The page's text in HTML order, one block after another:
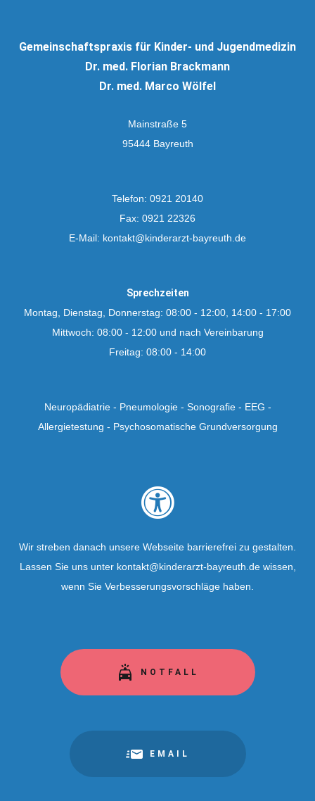
Gemeinschaftspraxis für Kinder- und Jugendmedizin
Dr. med. Florian Brackmann
Dr. med. Marco Wölfel
Mainstraße 5
95444 Bayreuth
Telefon: 0921 20140
Fax: 0921 22326
E-Mail: kontakt@kinderarzt-bayreuth.de
Sprechzeiten
Montag, Dienstag, Donnerstag: 08:00 - 12:00, 14:00 - 17:00
Mittwoch: 08:00 - 12:00 und nach Vereinbarung
Freitag: 08:00 - 14:00
Neuropädiatrie - Pneumologie - Sonografie - EEG -
Allergietestung - Psychosomatische Grundversorgung
Wir streben danach unsere Webseite barrierefrei zu gestalten.
Lassen Sie uns unter kontakt@kinderarzt-bayreuth.de wissen,
wenn Sie Verbesserungsvorschläge haben.
NOTFALL
EMAIL